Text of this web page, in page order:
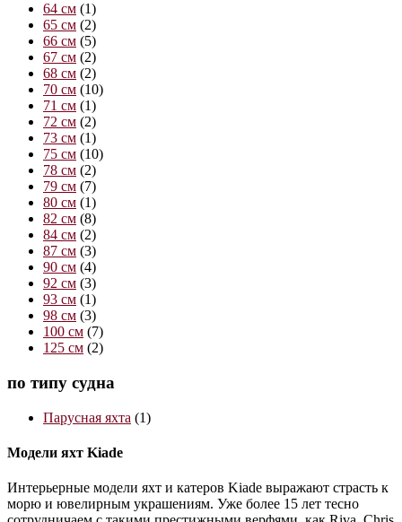
64 см (1)
65 см (2)
66 см (5)
67 см (2)
68 см (2)
70 см (10)
71 см (1)
72 см (2)
73 см (1)
75 см (10)
78 см (2)
79 см (7)
80 см (1)
82 см (8)
84 см (2)
87 см (3)
90 см (4)
92 см (3)
93 см (1)
98 см (3)
100 см (7)
125 см (2)
по типу судна
Парусная яхта (1)
Модели яхт Kiade
Интерьерные модели яхт и катеров Kiade выражают страсть к
морю и ювелирным украшениям. Уже более 15 лет тесно